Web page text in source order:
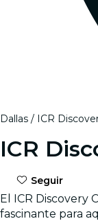
Dallas ICR
ICR
Seguir
El ICR Discovery
fascinante para